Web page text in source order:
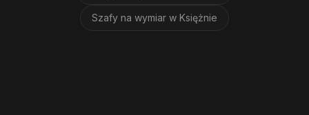
Szafy na wymiar w Księżnie